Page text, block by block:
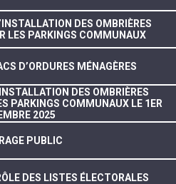
DES OMBRIÈRES
LES PARKINGS COMMUNAUX
D’ORDURES MÉNAGÈRES
DES OMBRIÈRES
PARKINGS COMMUNAUX LE 1ER
2025
PUBLIC
DES LISTES ÉLECTORALES